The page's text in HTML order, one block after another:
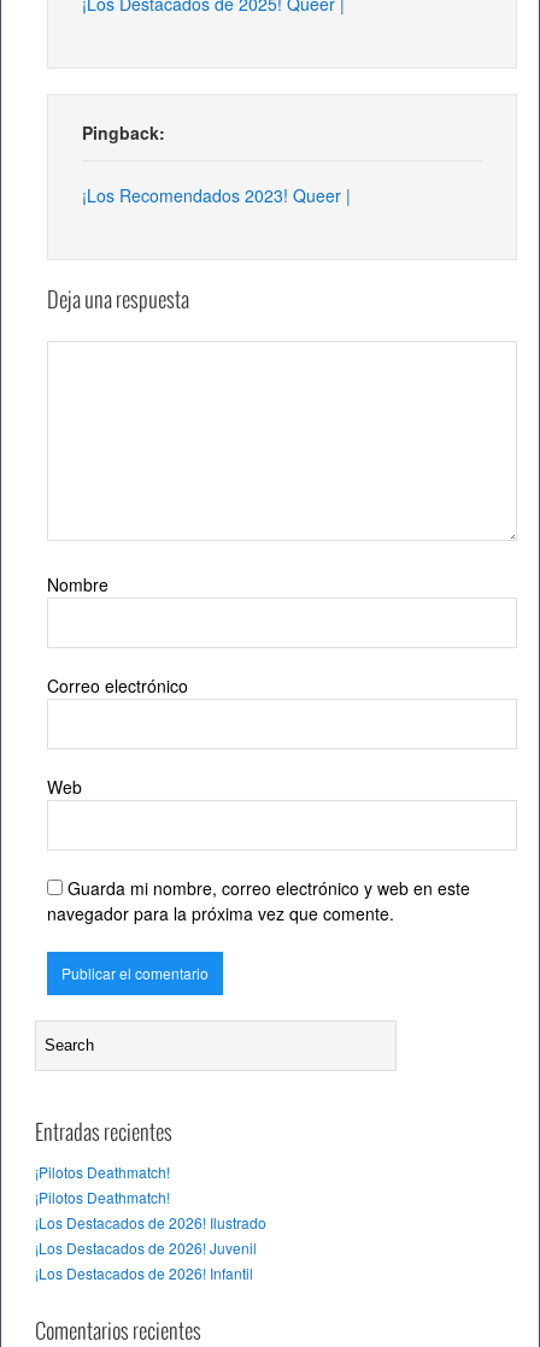
Pingback:
¡Los Recomendados 2023! Queer |
Deja una respuesta
Nombre
Correo electrónico
Web
Guarda mi nombre, correo electrónico y web en este
navegador para la próxima vez que comente.
Entradas recientes
¡Pilotos Deathmatch!
¡Pilotos Deathmatch!
¡Los Destacados de 2026! Ilustrado
¡Los Destacados de 2026! Juvenil
¡Los Destacados de 2026! Infantil
Comentarios recientes